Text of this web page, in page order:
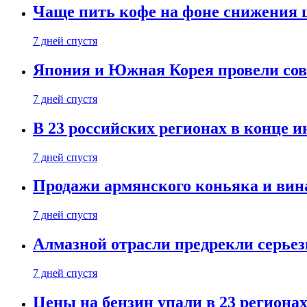
Чаще пить кофе на фоне снижения
7 дней спустя
Япония и Южная Корея провели
7 дней спустя
В 23 российских регионах в конце
7 дней спустя
Продажи армянского коньяка и
7 дней спустя
Алмазной отрасли предрекли
7 дней спустя
Цены на бензин упали в 23